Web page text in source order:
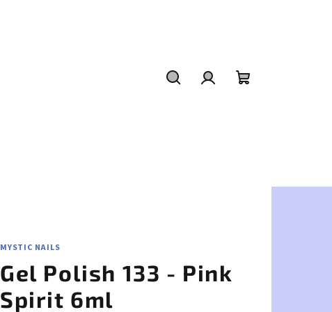
MYSTIC NAILS
Gel Polish 133 - Pink
Spirit 6ml